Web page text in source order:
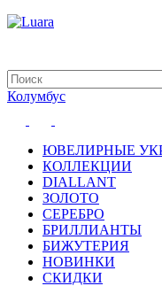
Колумбус
ЮВЕЛИРНЫЕ
КОЛЛЕКЦИИ
DIALLANT
ЗОЛОТО
СЕРЕБРО
БРИЛЛИАНТЫ
БИЖУТЕРИЯ
НОВИНКИ
СКИДКИ